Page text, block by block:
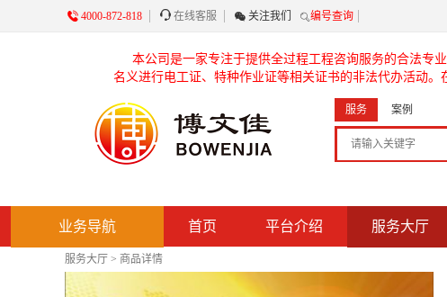
 4000-872-818  在线客服  关注我们 编号查询
本公司是一家专注于提供全过程工程咨询服务的合法专
名义进行电工证、特种作业证等相关证书的非法代办活动
服务 案例
业务导航 首页 平台介绍 服务大厅
服务大厅 > 商品详情